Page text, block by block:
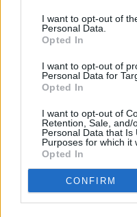
I want to opt-out of
Personal Data.
Opted In
I want to opt-out of
Personal Data for
Opted In
I want to opt-out of
Retention, Sale, and/
Personal Data that Is
Purposes for which it
Opted In
CONFIRM
Slip dress: Tα